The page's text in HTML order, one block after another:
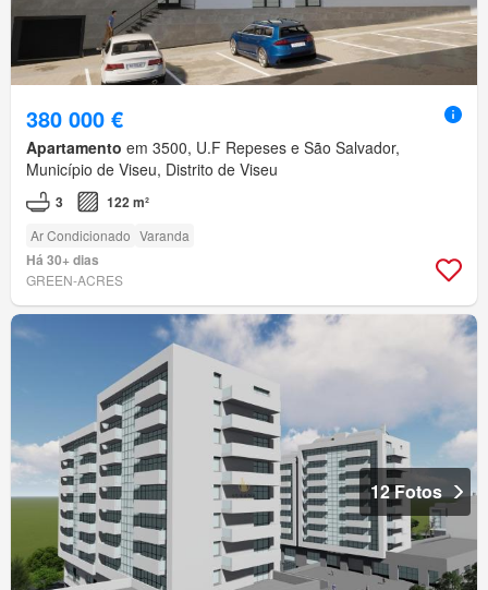
380 000 €
Apartamento em 3500, U.F Repeses e São Salvador,
Município de Viseu, Distrito de Viseu
3 122 m²
Ar Condicionado Varanda
Há 30+ dias
GREEN-ACRES
12 Fotos